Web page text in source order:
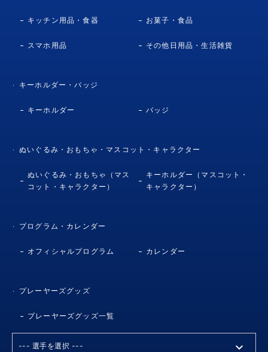
キッチン用品・食器 お菓子・食品
スマホ用品 その他日用品・生活雑貨
キーホルダー・バッジ
キーホルダー バッジ
ぬいぐるみ・おもちゃ・マスコット・キャラクター
ぬいぐるみ・おもちゃ（マス
コット・キャラクター）
キーホルダー（マスコット・
キャラクター）
プログラム・カレンダー
オフィシャルプログラム カレンダー
プレーヤーズグッズ
プレーヤーズグッズ一覧